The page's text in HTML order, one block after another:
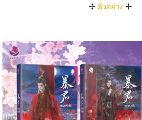
✢ ตัวอย่าง ✢